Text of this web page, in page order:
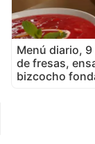
Menú diario,
de fresas,
bizcocho